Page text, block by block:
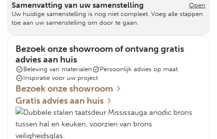
Samenvatting van uw samenstelling
Open
Uw huidige samenstelling is nog niet compleet. Voeg alle stappen
toe aan uw samenstelling om door te gaan.
Bezoek onze showroom of ontvang gratis
advies aan huis
Beleving van materialen
Persoonlijk advies op maat
Inspiratie voor uw project
Bezoek onze showroom
Gratis advies aan huis